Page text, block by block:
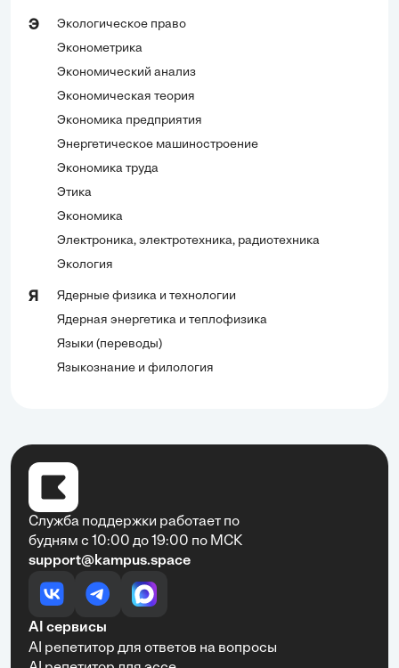
Э
Экологическое право
Эконометрика
Экономический анализ
Экономическая теория
Экономика предприятия
Энергетическое машиностроение
Экономика труда
Этика
Экономика
Электроника, электротехника, радиотехника
Экология
Я
Ядерные физика и технологии
Ядерная энергетика и теплофизика
Языки (переводы)
Языкознание и филология
Служба поддержки работает по
будням с 10:00 до 19:00 по МСК
support@kampus.space
AI сервисы
AI репетитор для ответов на вопросы